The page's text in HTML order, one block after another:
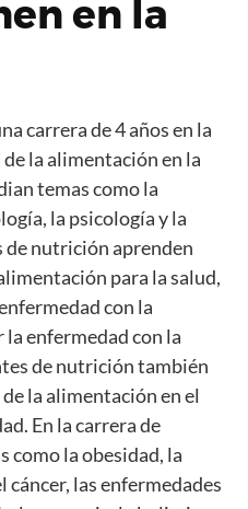
en la
carrera de 4 años en la
la alimentación en la
temas como la
la psicología y la
de nutrición aprenden
para la salud,
con la
enfermedad con la
de nutrición también
la alimentación en el
En la carrera de
como la obesidad, la
las enfermedades